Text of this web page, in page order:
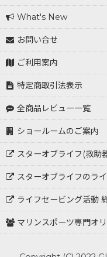
What's New
お問い合せ
ご利用案内
特定商取引法表示
全商品レビュー一覧
ショールームのご案内
スターオブライフ(救助
スターオブライフのラ
ライフセービング活動
マリンスポーツ専門オ